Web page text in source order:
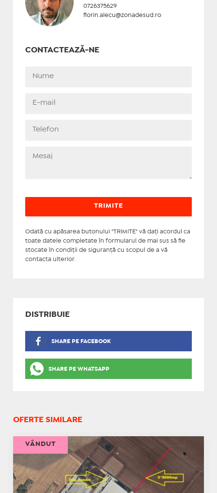
0726375629
florin.alecu@zonadesud.ro
CONTACTEAZĂ-NE
Odată cu apăsarea butonului "TRIMITE" vă daţi acordul ca
toate datele completate în formularul de mai sus să fie
stocate în condiţii de siguranţă cu scopul de a vă
contacta ulterior.
DISTRIBUIE
SHARE PE FACEBOOK
SHARE PE WHATSAPP
OFERTE SIMILARE
VÂNDUT